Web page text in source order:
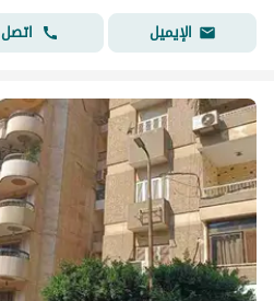
الإيميل
اتصل